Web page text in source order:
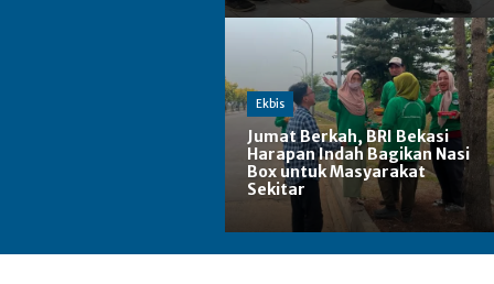
Ekbis
Jumat Berkah, BRI Bekasi
Harapan Indah Bagikan Nasi
Box untuk Masyarakat
Sekitar